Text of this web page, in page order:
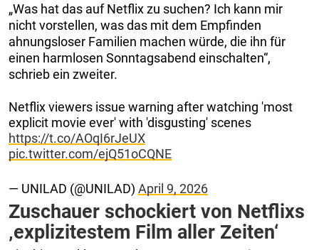
„Was hat das auf Netflix zu suchen? Ich kann mir
nicht vorstellen, was das mit dem Empfinden
ahnungsloser Familien machen würde, die ihn für
einen harmlosen Sonntagsabend einschalten“,
schrieb ein zweiter.
Netflix viewers issue warning after watching 'most
explicit movie ever' with 'disgusting' scenes
https://t.co/AOqI6rJeUX
pic.twitter.com/ejQ51oCQNE
— UNILAD (@UNILAD) April 9, 2026
Zuschauer schockiert von Netflixs
‚explizitestem Film aller Zeiten‘